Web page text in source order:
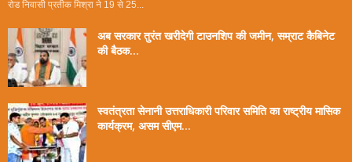
रोड निवासी प्रतीक मिश्रा ने 19 से 25...
अब सरकार तुरंत खरीदेगी टाउनशिप की जमीन, सम्राट कैबिनेट
की बैठक...
स्वतंत्रता सेनानी उत्तराधिकारी परिवार समिति का राष्ट्रीय मासिक
कार्यक्रम, असम सीएम...